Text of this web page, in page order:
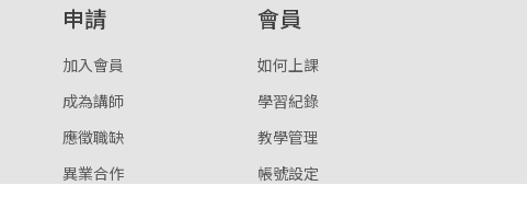
申請
加入會員
成為講師
應徵職缺
異業合作
會員
如何上課
學習紀錄
教學管理
帳號設定